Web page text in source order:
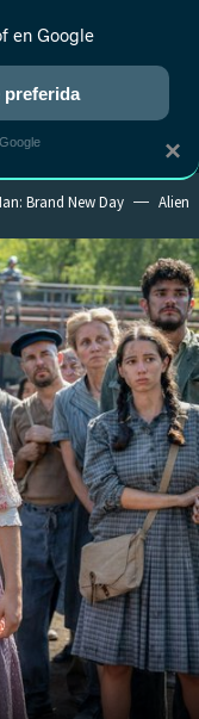
NUEVO
RANKINGS CINE
Brand New Day Alien
×
en Google
preferida